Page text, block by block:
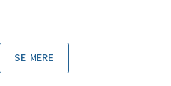
SE MERE